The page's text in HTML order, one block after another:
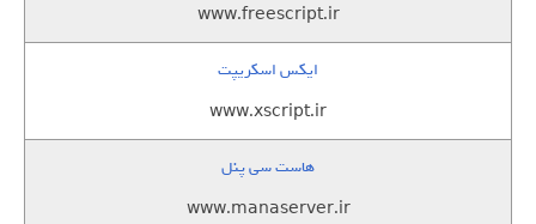
www.freescript.ir
ایکس اسکریپت
www.xscript.ir
هاست سی پنل
www.manaserver.ir